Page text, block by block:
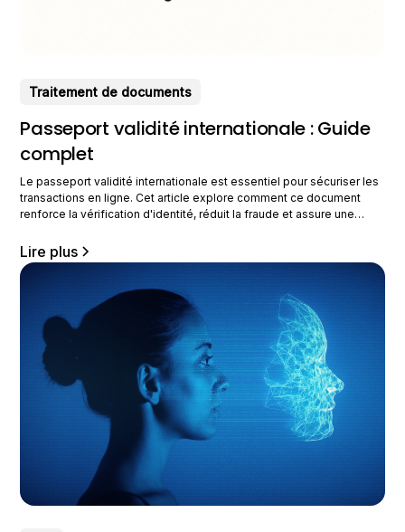
Traitement de documents
Passeport validité internationale : Guide
complet
Le passeport validité internationale est essentiel pour sécuriser les
transactions en ligne. Cet article explore comment ce document
renforce la vérification d'identité, réduit la fraude et assure une
internationale d'un passeport ? La validité internationale d'un
passeport garantit qu'il est reconnu et accepté par d'autres pays.
Lire plus